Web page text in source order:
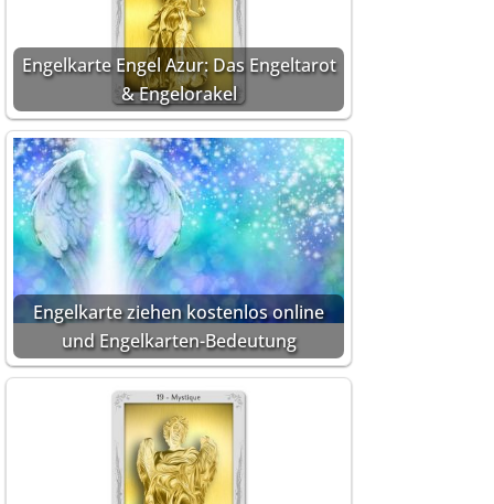
Engelkarte Engel Azur: Das Engeltarot
& Engelorakel
Engelkarte ziehen kostenlos online
und Engelkarten-Bedeutung